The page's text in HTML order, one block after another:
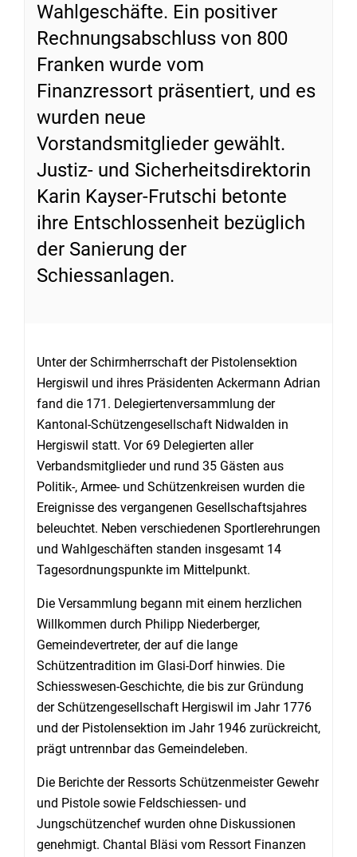
Wahlgeschäfte. Ein positiver
Rechnungsabschluss von 800
Franken wurde vom
Finanzressort präsentiert, und es
wurden neue
Vorstandsmitglieder gewählt.
Justiz- und Sicherheitsdirektorin
Karin Kayser-Frutschi betonte
ihre Entschlossenheit bezüglich
der Sanierung der
Schiessanlagen.
Unter der Schirmherrschaft der Pistolensektion
Hergiswil und ihres Präsidenten Ackermann Adrian
fand die 171. Delegiertenversammlung der
Kantonal-Schützengesellschaft Nidwalden in
Hergiswil statt. Vor 69 Delegierten aller
Verbandsmitglieder und rund 35 Gästen aus
Politik-, Armee- und Schützenkreisen wurden die
Ereignisse des vergangenen Gesellschaftsjahres
beleuchtet. Neben verschiedenen Sportlerehrungen
und Wahlgeschäften standen insgesamt 14
Tagesordnungspunkte im Mittelpunkt.
Die Versammlung begann mit einem herzlichen
Willkommen durch Philipp Niederberger,
Gemeindevertreter, der auf die lange
Schützentradition im Glasi-Dorf hinwies. Die
Schiesswesen-Geschichte, die bis zur Gründung
der Schützengesellschaft Hergiswil im Jahr 1776
und der Pistolensektion im Jahr 1946 zurückreicht,
prägt untrennbar das Gemeindeleben.
Die Berichte der Ressorts Schützenmeister Gewehr
und Pistole sowie Feldschiessen- und
Jungschützenchef wurden ohne Diskussionen
genehmigt. Chantal Bläsi vom Ressort Finanzen